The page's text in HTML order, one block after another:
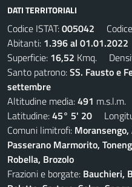
DATI TERRITORIALI
Codice ISTAT:005042
Abitanti: 1.396 al 01.01.2022
Superficie: 16,52 Kmq.
Santo patrono:SS. Fausto e
settembre
Altitudine media:491 m.s.l.m.
Latitudine:45° 5' 20
Comuni limitrofi:
Passerano Marmorito,
Robella, Brozolo
Frazioni e borgate: Bauchieri,